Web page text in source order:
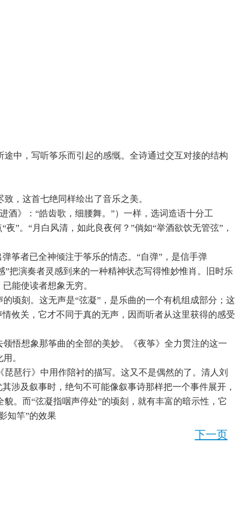
中，写听筝乐而引起的感慨。全诗通过交互对接的结构
，这首七绝同样绘出了音乐之美。
酒》：“皓齿歌，细腰舞。”）一样，选词造语十分工
”。“月白风清，如此良夜何？”倘如“举酒欲饮无管弦”，
筝者已全神倾注于筝乐的情态。“自弹”，是信手弹
”把演奏者灵感到来的一种精神状态写得惟妙惟肖。旧时乐
能使读者想象无穷。
顷刻。这无声是“弦凝”，是乐曲的一个有机组成部分；这
攸关，它才不同于真的无声，因而听者从这里获得的感受
悟想象那筝曲的全部的美妙。《夜筝》全力贯注的这一
。
琶行》中用作陪衬的描写。这又不是偶然的了。清人刘
涉及叙事时，绝句不可能像叙事诗那样把一个事件展开，
。而“弦凝指咽声停处”的顷刻，就有丰富的暗示性，它
知竿”的效果
下一页